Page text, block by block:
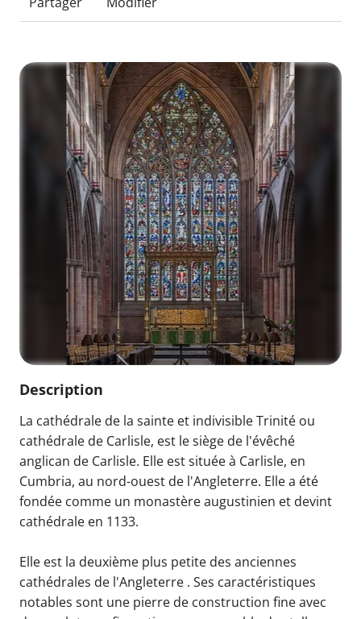
Description
La cathédrale de la sainte et indivisible Trinité ou
cathédrale de Carlisle, est le siège de l'évêché
anglican de Carlisle. Elle est située à Carlisle, en
Cumbria, au nord-ouest de l'Angleterre. Elle a été
fondée comme un monastère augustinien et devint
cathédrale en 1133.
Elle est la deuxième plus petite des anciennes
cathédrales de l'Angleterre . Ses caractéristiques
notables sont une pierre de construction fine avec